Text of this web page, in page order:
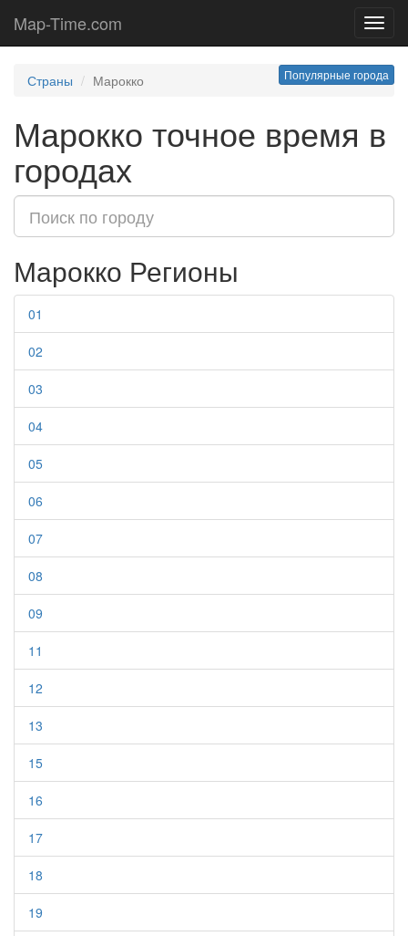
Map-Time.com
Популярные города
Страны Марокко
Марокко точное время в
городах
Марокко Регионы
01
02
03
04
05
06
07
08
09
11
12
13
15
16
17
18
19